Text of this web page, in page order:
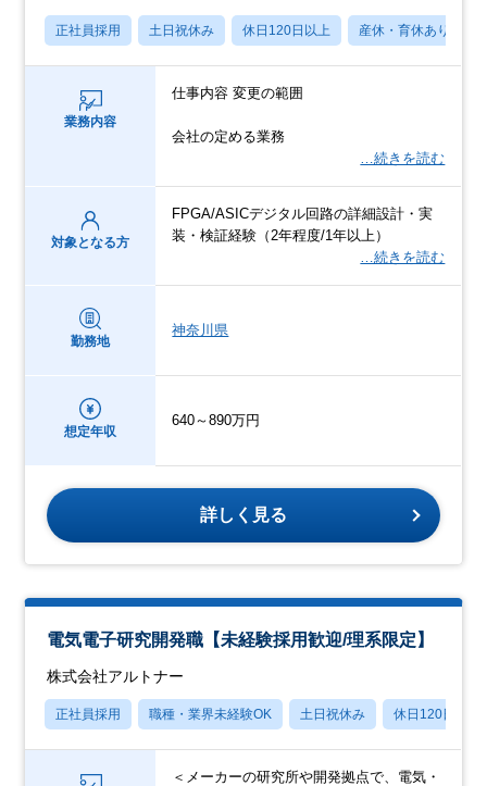
正社員採用 土日祝休み 休日120日以上 産休・育休あり
業務内容
仕事内容 変更の範囲
会社の定める業務
…続きを読む
対象となる方
FPGA/ASICデジタル回路の詳細設計・実
装・検証経験（2年程度/1年以上）
…続きを読む
勤務地
神奈川県
想定年収
640～890万円
詳しく見る
電気電子研究開発職【未経験採用歓迎/理系限定】
株式会社アルトナー
正社員採用 職種・業界未経験OK 土日祝休み 休日120日以上
＜メーカーの研究所や開発拠点で、電気・